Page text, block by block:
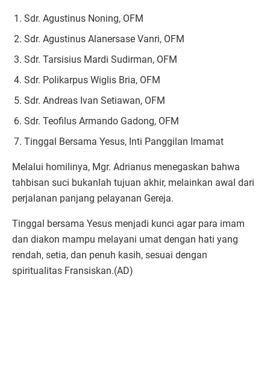
Sdr. Agustinus Noning, OFM
Sdr. Agustinus Alanersase Vanri, OFM
Sdr. Tarsisius Mardi Sudirman, OFM
Sdr. Polikarpus Wiglis Bria, OFM
Sdr. Andreas Ivan Setiawan, OFM
Sdr. Teofilus Armando Gadong, OFM
Tinggal Bersama Yesus, Inti Panggilan Imamat
Melalui homilinya, Mgr. Adrianus menegaskan bahwa
tahbisan suci bukanlah tujuan akhir, melainkan awal dari
perjalanan panjang pelayanan Gereja.
Tinggal bersama Yesus menjadi kunci agar para imam
dan diakon mampu melayani umat dengan hati yang
rendah, setia, dan penuh kasih, sesuai dengan
spiritualitas Fransiskan.(AD)